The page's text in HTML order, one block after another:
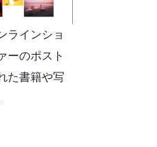
ラインショ
ーのポスト
た書籍や写